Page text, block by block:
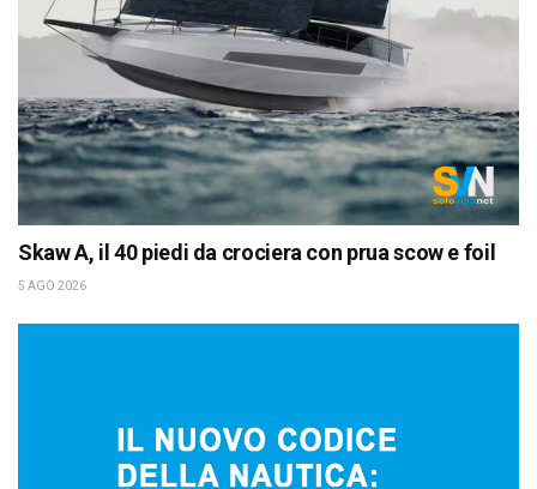
Skaw A, il 40 piedi da crociera con prua scow e foil
5 AGO 2026